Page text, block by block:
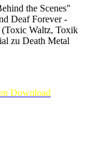
the Scenes"
Deaf Forever -
(Toxic Waltz, Toxik
zu Death Metal